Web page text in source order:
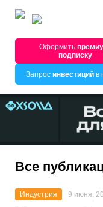
Оформить
подписку
Запрос инвестицийв
Все
Индустрия 9 июня,